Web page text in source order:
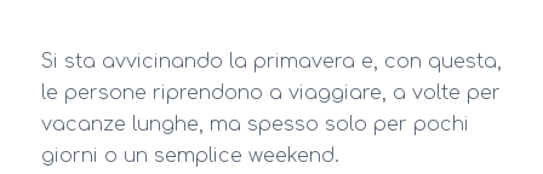
Si sta avvicinando la primavera e, con questa,
le persone riprendono a viaggiare, a volte per
vacanze lunghe, ma spesso solo per pochi
giorni o un semplice weekend.